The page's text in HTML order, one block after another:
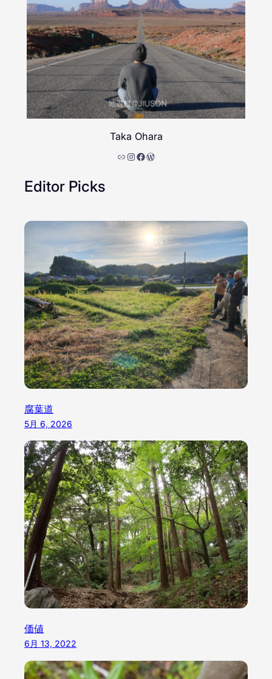
Taka Ohara
リンク Instagram Facebook WordPress
Editor Picks
腐葉道
5月 6, 2026
価値
6月 13, 2022